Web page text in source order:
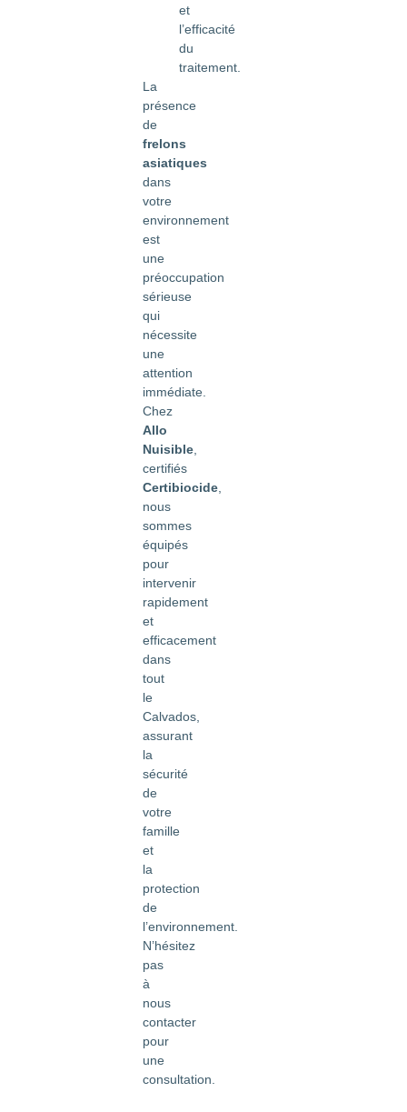
et
l’efficacité
du
traitement.
La
présence
de
frelons
asiatiques
dans
votre
environnement
est
une
préoccupation
sérieuse
qui
nécessite
une
attention
immédiate.
Chez
Allo
Nuisible,
certifiés
Certibiocide,
nous
sommes
équipés
pour
intervenir
rapidement
et
efficacement
dans
tout
le
Calvados,
assurant
la
sécurité
de
votre
famille
et
la
protection
de
l’environnement.
N’hésitez
pas
à
nous
contacter
pour
une
consultation.